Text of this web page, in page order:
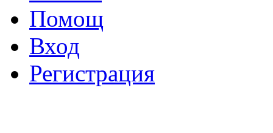
Помощ
Вход
Регистрация